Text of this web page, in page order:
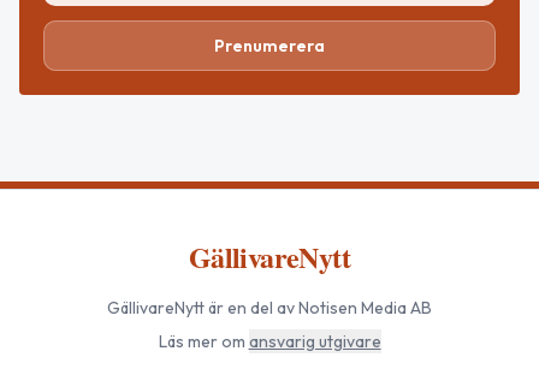
Prenumerera
GällivareNytt
GällivareNyttär en del av Notisen Media AB
Läs mer om ansvarig utgivare